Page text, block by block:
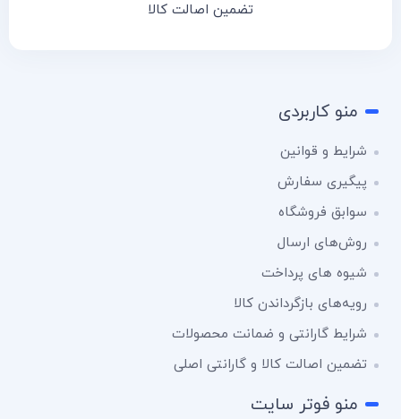
تضمین اصالت کالا
منو کاربردی
شرایط و قوانین
پیگیری سفارش
سوابق فروشگاه
روش‌های ارسال
شیوه های پرداخت
رویه‌های بازگرداندن کالا
شرایط گارانتی و ضمانت محصولات
تضمین اصالت کالا و گارانتی اصلی
منو فوتر سایت